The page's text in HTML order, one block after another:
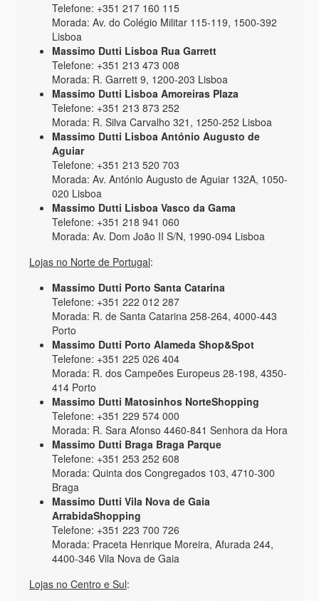
Telefone: +351 217 160 115
Morada: Av. do Colégio Militar 115-119, 1500-392
Lisboa
Massimo Dutti Lisboa Rua Garrett
Telefone: +351 213 473 008
Morada: R. Garrett 9, 1200-203 Lisboa
Massimo Dutti Lisboa Amoreiras Plaza
Telefone: +351 213 873 252
Morada: R. Silva Carvalho 321, 1250-252 Lisboa
Massimo Dutti Lisboa António Augusto de
Aguiar
Telefone: +351 213 520 703
Morada: Av. António Augusto de Aguiar 132A, 1050-
020 Lisboa
Massimo Dutti Lisboa Vasco da Gama
Telefone: +351 218 941 060
Morada: Av. Dom João II S/N, 1990-094 Lisboa
Lojas no Norte de Portugal:
Massimo Dutti Porto Santa Catarina
Telefone: +351 222 012 287
Morada: R. de Santa Catarina 258-264, 4000-443
Porto
Massimo Dutti Porto Alameda Shop&Spot
Telefone: +351 225 026 404
Morada: R. dos Campeões Europeus 28-198, 4350-
414 Porto
Massimo Dutti Matosinhos NorteShopping
Telefone: +351 229 574 000
Morada: R. Sara Afonso 4460-841 Senhora da Hora
Massimo Dutti Braga Braga Parque
Telefone: +351 253 252 608
Morada: Quinta dos Congregados 103, 4710-300
Braga
Massimo Dutti Vila Nova de Gaia
ArrabidaShopping
Telefone: +351 223 700 726
Morada: Praceta Henrique Moreira, Afurada 244,
4400-346 Vila Nova de Gaia
Lojas no Centro e Sul: